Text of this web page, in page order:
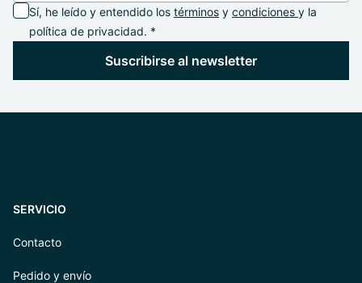
Sí, he leído y entendido los términos y condiciones y la
política de privacidad. *
Suscribirse al newsletter
SERVICIO
Contacto
Pedido y envío